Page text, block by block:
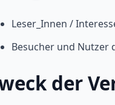
Leser_Innen /
Besucher und Nutzer
der